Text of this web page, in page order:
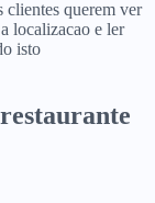
clientes querem ver
localizacao e ler
isto
restaurante